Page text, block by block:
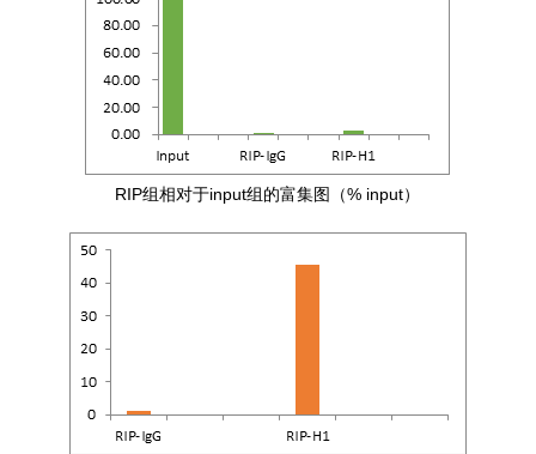
RIP组相对于input组的富集图（% input）